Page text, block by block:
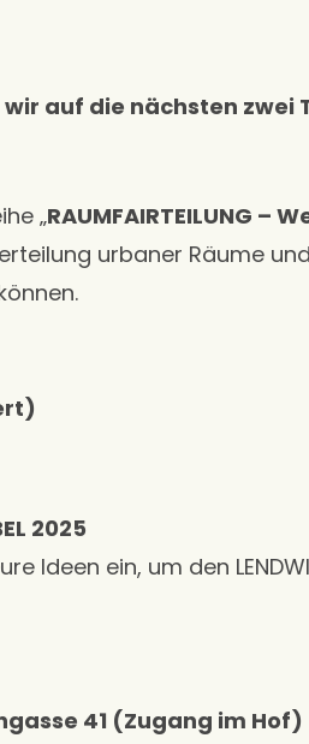
auf die nächsten zwei
„RAUMFAIRTEILUNG –
urbaner Räume
2025
Ideen ein, um den
41 (Zugang im Hof)